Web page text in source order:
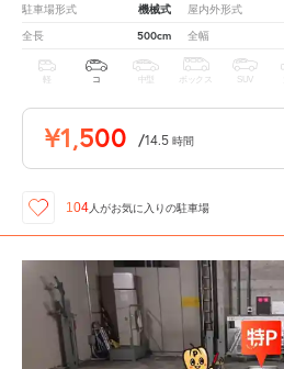
駐車場形式 機械式 屋内外形式
全長 500cm 全幅
軽 コ 中型 ボックス SUV
¥1,500 /14.5 時間
104人がお気に入りの駐車場